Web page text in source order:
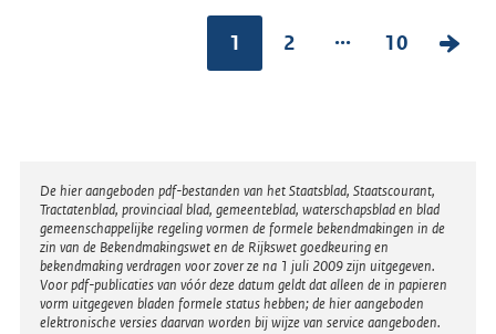
1 2 ... 10
V
Disclaimer
De hier aangeboden pdf-bestanden van het Staatsblad, Staatscourant,
Tractatenblad, provinciaal blad, gemeenteblad, waterschapsblad en blad
gemeenschappelijke regeling vormen de formele bekendmakingen in de
zin van de Bekendmakingswet en de Rijkswet goedkeuring en
bekendmaking verdragen voor zover ze na 1 juli 2009 zijn uitgegeven.
Voor pdf-publicaties van vóór deze datum geldt dat alleen de in papieren
vorm uitgegeven bladen formele status hebben; de hier aangeboden
elektronische versies daarvan worden bij wijze van service aangeboden.